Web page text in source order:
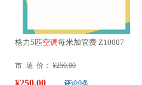
格力5匹空调每米加管费 Z10007
市 场 价： ¥250.00
评论0条
¥250.00